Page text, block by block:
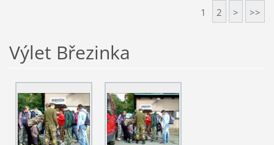
1 2 > >>
Výlet Březinka